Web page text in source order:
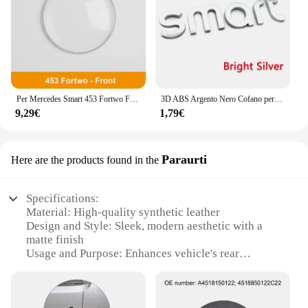
for your cycling adventures.
Per Mercedes Smart 453 Fortwo Forfour 2015-2020 copertura del Logo dell'auto copertura protettiva copertura antipolvere
9,29€
3D ABS Argento Nero Cofano per auto Cofano anteriore Baule posteriore Boot Mark Emblema Logo Badge Decalcomania per accessori per auto intelligenti Styling
1,79€
Here are the products found in the Paraurti
Specifications:
Material: High-quality synthetic leather
Design and Style: Sleek, modern aesthetic with a
matte finish
Usage and Purpose: Enhances vehicle's rear
Typical Adaptive Scenario: Fits perfectly with the
smart 451 model